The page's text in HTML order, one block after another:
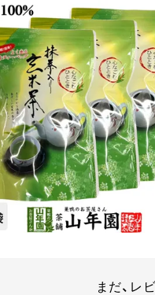
まだ、レ